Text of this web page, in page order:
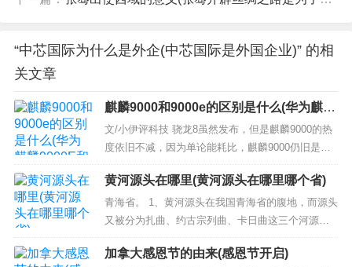
芯国际就向ASML订购了一台顶级的光刻机，价格也谈好了
终和这台设备失之交臂。
在电子芯片行业14nm和7nm算是公认的重要门槛，14nm
主要用于企业设备而7nm主要用于个人终端。现在中芯国
际向14nm发起冲刺并且已经取得了不少成果，但是对7nm
依旧一筹莫展。如果中芯国际未来依旧难以订购到顶级的
设备，那么7nm这个门槛真的很难迈过去，国产芯片的性
能依旧难以让人满意。
“中芯国际为什么是外企(中芯国际是外国企业)” 的相
关文章
麒麟9000和9000e的区别是什么(华为麒麟
9000E和麒麟9000究竟有什么差别)
文/小伊评科技 骁龙8虽然发布，但是麒麟9000的热
度依旧不减，因为单论能耗比，麒麟9000仍旧是跑
赢了骁龙8。所以，哪怕麒麟9000已经有些老态，仍
旧有很多人对于搭载麒麟9000系列处理器的华为手
机抱有极高的热忱。 而目前华为阵营中性价比最高
的配备麒麟9000系处理器的手机是华为Mate40普
通...
黄河源头在哪里(黄河源头在哪里哪个省)
青海省。 1、黄河源头在我国青海省的腹地，而源头
又被分为扎曲、约古宗列曲、卡日曲这三个河源，
而黄河多源也是目前大多数人的看法，当然其中卡
日曲因流域面积最大，也有是黄河正源这一说法，
加拿大感恩节的由来(感恩节开启)